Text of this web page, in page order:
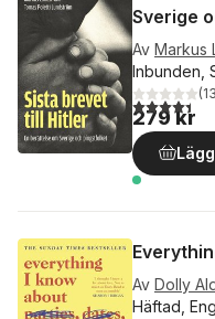
Sverige
Av Markus
Inbunden,
4,4utav 5(13
279 kr
Av Dolly
Häftad,